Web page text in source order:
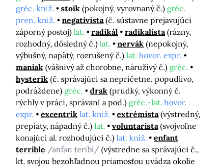
gréc. kniž.
stoik (pokojný, vyrovnaný č.) gréc.
pren. kniž.
negativista (č. sústavne prejavujúci
záporný postoj) lat. radikál radikalista (rázny,
rozhodný, dôsledný č.) lat. nervák (nepokojný,
výbušný, napätý, rozrušený č.) lat. hovor. expr.
maniak (vášnivý až chorobne, náruživý č.) gréc.
hysterik (č. správajúci sa nepríčetne, popudlivo,
podráždene) gréc. drak (prudký, výkonný č.
rýchly v práci, správaní a pod.) gréc.-lat. hovor.
expr.
excentrik lat. kniž. extrémista (výstredný,
prepiaty, nápadný č.) lat. voluntarista (svojvoľne
konajúci al. rozhodujúci č.) lat. kniž.
enfant
terrible /anfan teribl/ (výstredne sa správajúci č.,
kt. svojou bezohľadnou priamosťou uvádza okolie